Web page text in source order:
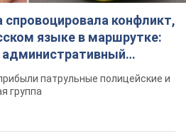
конфликт,
языке в маршрутке:
административный
патрульные полицейские и
группа